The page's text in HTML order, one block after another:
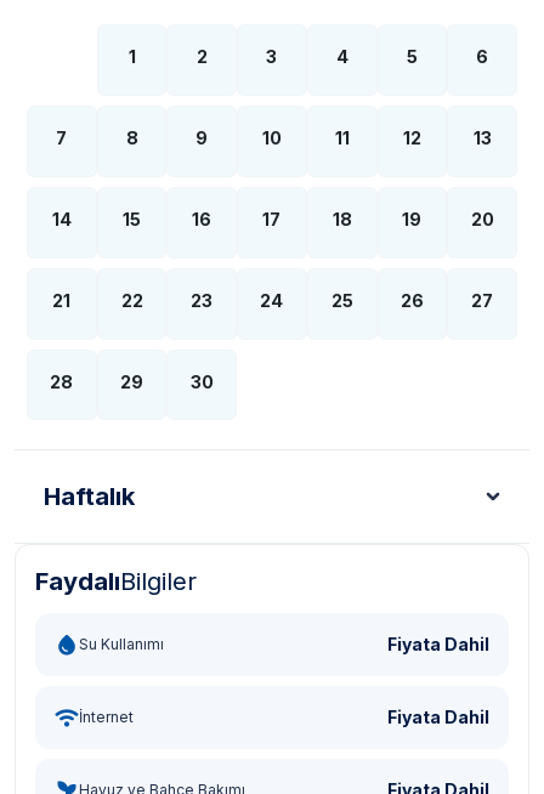
1 2 3 4 5 6
7 8 9 10 11 12 13
14 15 16 17 18 19 20
21 22 23 24 25 26 27
28 29 30
Haftalık
Türk Lirası - TL
FaydalıBilgiler
Su Kullanımı Fiyata Dahil
İnternet Fiyata Dahil
Havuz ve Bahçe Bakımı